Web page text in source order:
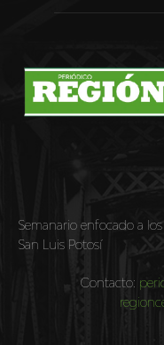
Semanario enfocado a
San Luis Potosí
Contacto: